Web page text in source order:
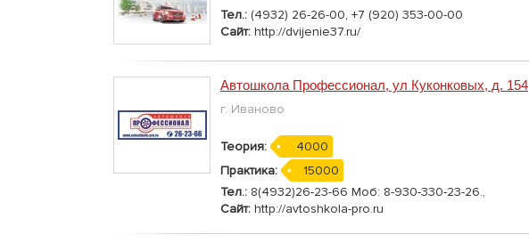
Тел.: (4932) 26-26-00, +7 (920) 353-00-00
Сайт: http://dvijenie37.ru/
Автошкола Профессионал, ул Куконковых, д. 154
г. Иваново
Теория:
4000
Практика:
15000
Тел.: 8(4932)26-23-66 Моб: 8-930-330-23-26.,
Сайт: http://avtoshkola-pro.ru